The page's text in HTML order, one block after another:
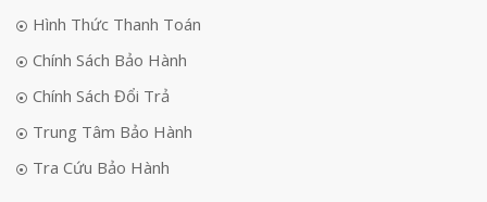
Hình Thức Thanh Toán
Chính Sách Bảo Hành
Chính Sách Đổi Trả
Trung Tâm Bảo Hành
Tra Cứu Bảo Hành